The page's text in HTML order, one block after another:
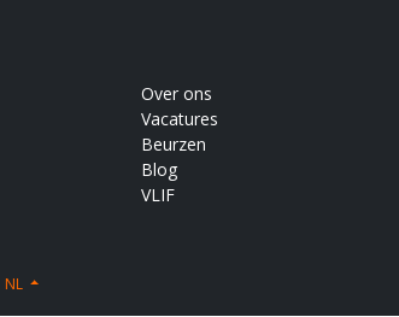
Over ons
Vacatures
Beurzen
Blog
VLIF
NL